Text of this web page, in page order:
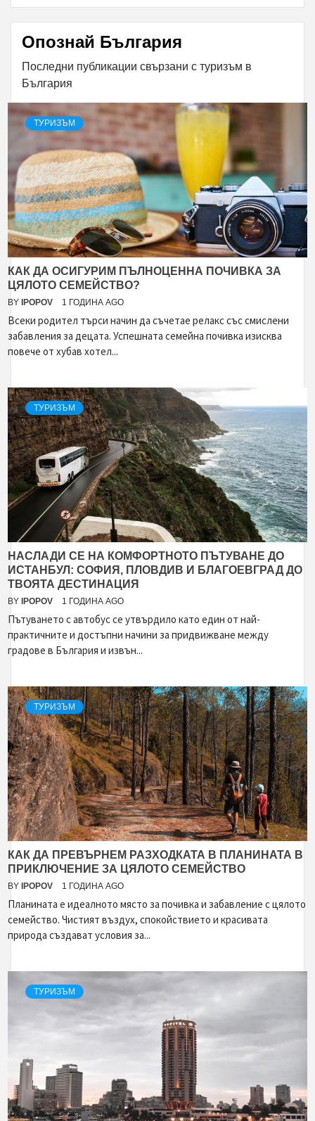
Опознай България
Последни публикации свързани с туризъм в
България
ТУРИЗЪМ
КАК ДА ОСИГУРИМ ПЪЛНОЦЕННА ПОЧИВКА ЗА
ЦЯЛОТО СЕМЕЙСТВО?
BY IPOPOV 1 ГОДИНА AGO
Всеки родител търси начин да съчетае релакс със смислени
забавления за децата. Успешната семейна почивка изисква
повече от хубав хотел...
ТУРИЗЪМ
НАСЛАДИ СЕ НА КОМФОРТНОТО ПЪТУВАНЕ ДО
ИСТАНБУЛ: СОФИЯ, ПЛОВДИВ И БЛАГОЕВГРАД ДО
ТВОЯТА ДЕСТИНАЦИЯ
BY IPOPOV 1 ГОДИНА AGO
Пътуването с автобус се утвърдило като един от най-
практичните и достъпни начини за придвижване между
градове в България и извън...
ТУРИЗЪМ
КАК ДА ПРЕВЪРНЕМ РАЗХОДКАТА В ПЛАНИНАТА В
ПРИКЛЮЧЕНИЕ ЗА ЦЯЛОТО СЕМЕЙСТВО
BY IPOPOV 1 ГОДИНА AGO
Планината е идеалното място за почивка и забавление с цялото
семейство. Чистият въздух, спокойствието и красивата
природа създават условия за...
ТУРИЗЪМ